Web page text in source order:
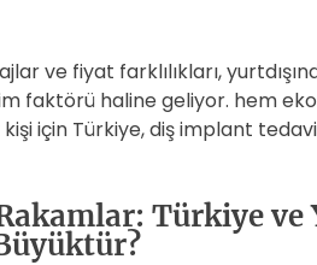
ve fiyat farklılıkları,
faktörü haline geliyor. hem
için Türkiye, diş implant
Türkiye ve